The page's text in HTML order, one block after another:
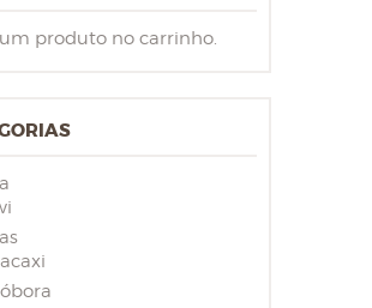
produto no carrinho.